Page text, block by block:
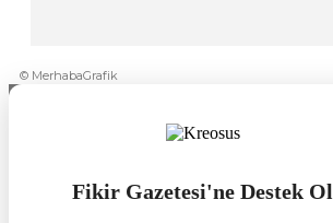
© MerhabaGrafik
Fikir Gazetesi'ne Destek Ol